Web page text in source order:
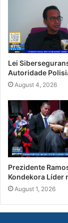
Lei
Autoridade
August 4, 2026
Prezidente
Kondekora Líder
August 1, 2026